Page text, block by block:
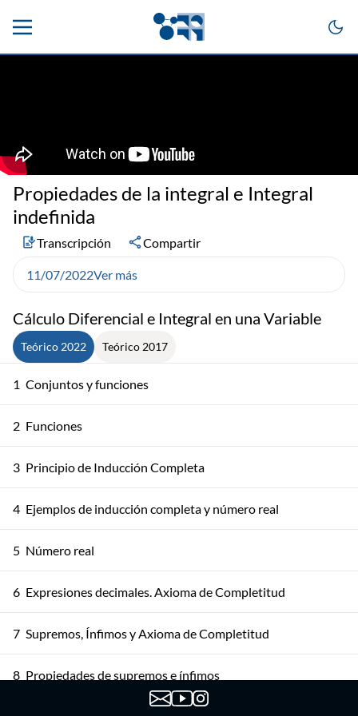
Cálculo Diferencial e Integral en una Variable
Teórico 2022 Teórico 2017
1 Conjuntos y funciones
2 Funciones
3 Principio de Inducción Completa
4 Ejemplos de inducción completa y número real
5 Número real
6 Expresiones decimales. Axioma de Completitud
7 Supremos, Ínfimos y Axioma de Completitud
8 Propiedades de supremos e ínfimos
Propiedades de la integral e Integral
indefinida
Transcripción Compartir
11/07/2022Ver más